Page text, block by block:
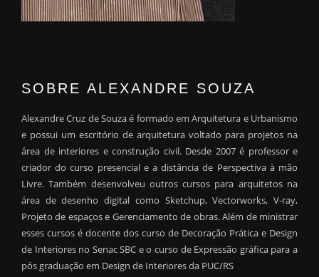
SOBRE ALEXANDRE SOUZA
Alexandre Cruz de Souza é formado em Arquitetura e Urbanismo
e possui um escritório de arquitetura voltado para projetos na
área de interiores e construção civil. Desde 2007 é professor e
criador do curso presencial e a distância de Perspectiva à mão
Livre. Também desenvolveu outros cursos para arquitetos na
área de desenho digital como Sketchup, Vectorworks, V-ray,
Projeto de espaços e Gerenciamento de obras. Além de ministrar
esses cursos é docente dos curso de Decoração Prática e Design
de Interiores no Senac SBC e o curso de Expressão gráfica para a
pós graduação em Design de Interiores da PUC/RS